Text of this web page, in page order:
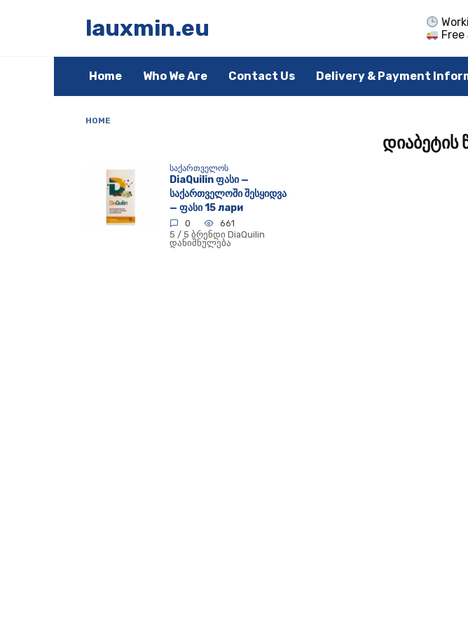
lauxmin.eu
Free
Home Who We Are Contact Us Delivery & Payment
HOME
დიაბეტის
ᲡᲐᲥᲐᲠᲗᲕᲔᲚᲝᲡ
DiaQuilin ფასი —
საქართველოში შესყიდვა
— ფასი 15 лари
0
661
5 / 5 ბრენდი DiaQuilin
დანიშნულება